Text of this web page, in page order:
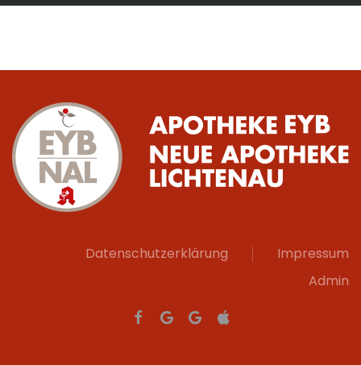
Datenschutzerklärung
Impressum
Admin